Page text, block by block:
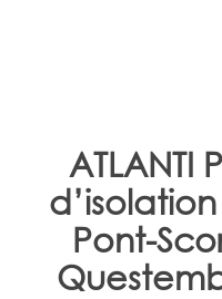
ATLANTI
Pont-